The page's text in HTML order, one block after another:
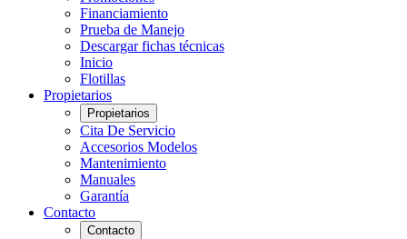
Financiamiento
Prueba de Manejo
Descargar fichas técnicas
Inicio
Flotillas
Propietarios
Propietarios
Cita De Servicio
Accesorios Modelos
Mantenimiento
Manuales
Garantía
Contacto
Contacto